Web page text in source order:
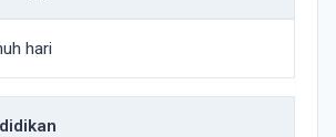
hari